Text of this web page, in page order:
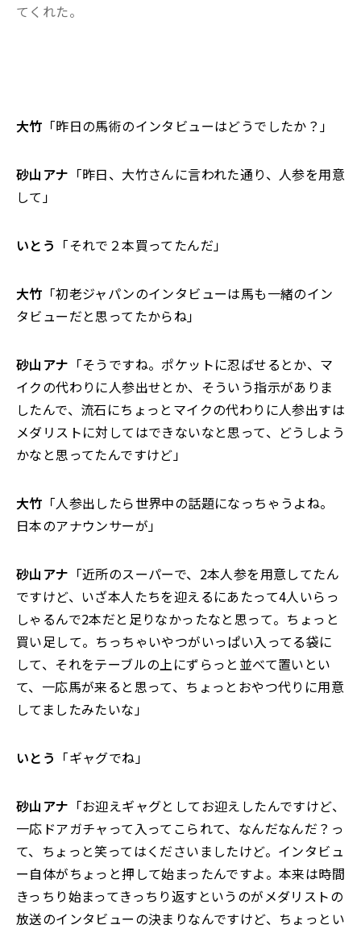
てくれた。
大竹 「昨日の馬術のインタビューはどうでしたか？」
砂山アナ 「昨日、大竹さんに言われた通り、人参を用意
して」
いとう 「それで２本買ってたんだ」
大竹 「初老ジャパンのインタビューは馬も一緒のイン
タビューだと思ってたからね」
砂山アナ 「そうですね。ポケットに忍ばせるとか、マ
イクの代わりに人参出せとか、そういう指示がありま
したんで、流石にちょっとマイクの代わりに人参出すは
メダリストに対してはできないなと思って、どうしよう
かなと思ってたんですけど」
大竹 「人参出したら世界中の話題になっちゃうよね。
日本のアナウンサーが」
砂山アナ 「近所のスーパーで、2本人参を用意してたん
ですけど、いざ本人たちを迎えるにあたって4人いらっ
しゃるんで2本だと足りなかったなと思って。ちょっと
買い足して。ちっちゃいやつがいっぱい入ってる袋に
して、それをテーブルの上にずらっと並べて置いとい
て、一応馬が来ると思って、ちょっとおやつ代りに用意
してましたみたいな」
いとう 「ギャグでね」
砂山アナ 「お迎えギャグとしてお迎えしたんですけど、
一応ドアガチャって入ってこられて、なんだなんだ？っ
て、ちょっと笑ってはくださいましたけど。インタビュ
ー自体がちょっと押して始まったんですよ。本来は時間
きっちり始まってきっちり返すというのがメダリストの
放送のインタビューの決まりなんですけど、ちょっとい